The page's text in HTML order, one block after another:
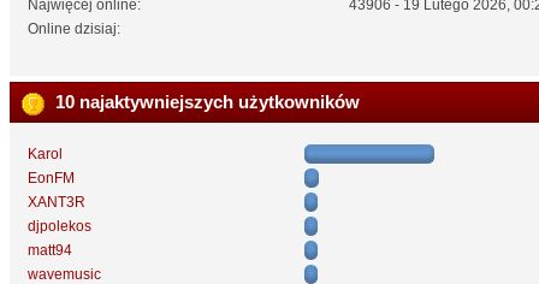
Najwięcej online:
43906 - 19 Lutego 2026,
Online dzisiaj:
10 najaktywniejszych użytkowników
Karol
EonFM
XANT3R
djpolekos
matt94
wavemusic